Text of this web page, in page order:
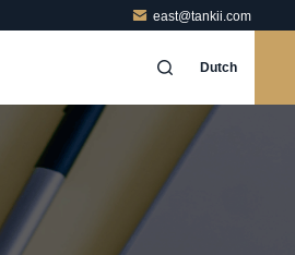
east@tankii.com
Dutch